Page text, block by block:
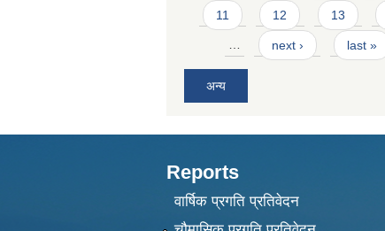
11 12 13
… next › last »
अन्य
Reports
वार्षिक प्रगति प्रतिवेदन